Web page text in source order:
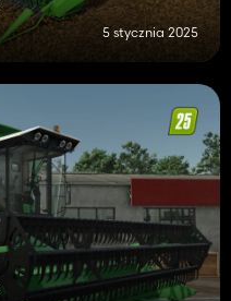
5 stycznia 2025